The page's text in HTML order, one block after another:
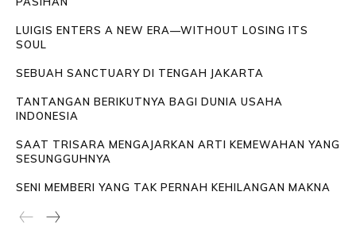
LUIGIS ENTERS A NEW ERA—WITHOUT LOSING ITS
SOUL
SEBUAH SANCTUARY DI TENGAH JAKARTA
TANTANGAN BERIKUTNYA BAGI DUNIA USAHA
INDONESIA
SAAT TRISARA MENGAJARKAN ARTI KEMEWAHAN YANG
SESUNGGUHNYA
SENI MEMBERI YANG TAK PERNAH KEHILANGAN MAKNA